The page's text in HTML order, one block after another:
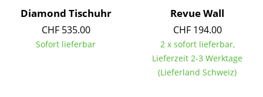
Figuren & Miniaturen
Vasen
Diamond Tischuhr
CHF 535.00
Sofort lieferbar
Revue Wall
CHF 194.00
2 x sofort lieferbar,
Lieferzeit 2-3 Werktage
(Lieferland Schweiz)